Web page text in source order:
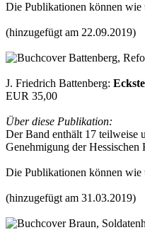
Die Publikationen können wie
(hinzugefügt am 22.09.2019)
J. Friedrich Battenberg:
EUR 35,00
Über diese Publikation:
Der Band enthält 17 teilweise
Genehmigung der
Die Publikationen können wie
(hinzugefügt am 31.03.2019)